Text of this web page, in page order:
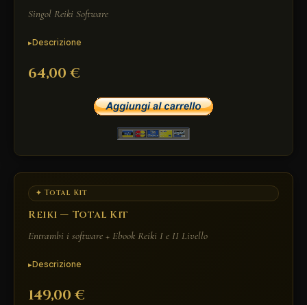
Singol Reiki Software
Descrizione
64,00 €
✦ Total Kit
Reiki — Total Kit
Entrambi i software + Ebook Reiki I e II Livello
Descrizione
149,00 €